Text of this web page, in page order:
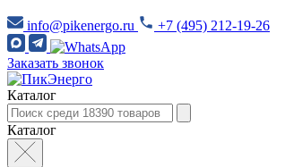
info@pikenergo.ru +7 (495) 212-19-26
Заказать звонок
Каталог
Каталог